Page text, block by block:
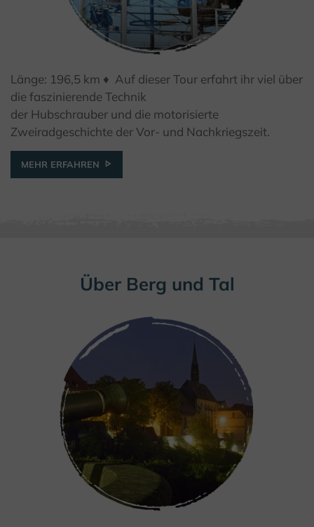
© Kulturland Kreis Höxter / K. Krajewski
Länge: 196,5 km ♦ Auf dieser Tour erfahrt ihr viel über
die faszinierende Technik
der Hubschrauber und die motorisierte
Zweiradgeschichte der Vor- und Nachkriegszeit.
MEHR ERFAHREN
Über Berg und Tal